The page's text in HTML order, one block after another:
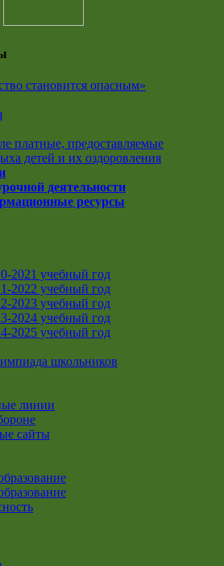
становится опасным»
платные, предоставляемые
детей и их оздоровления
деятельности
ресурсы
2021 учебный год
2022 учебный год
2023 учебный год
2024 учебный год
2025 учебный год
школьников
линии
сайты